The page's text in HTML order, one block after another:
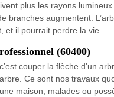
plus les rayons
branches augmentent.
et il pourrait perdre la vie.
(60400)
couper la flèche d'un
Ce sont nos travaux
maison, malades ou